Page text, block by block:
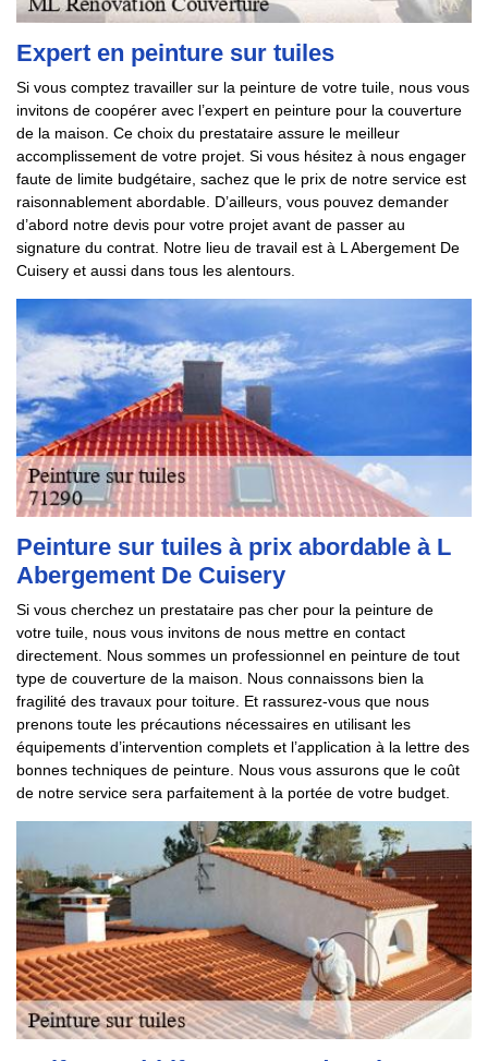
Expert en peinture sur tuiles
Si vous comptez travailler sur la peinture de votre tuile, nous vous
invitons de coopérer avec l’expert en peinture pour la couverture
de la maison. Ce choix du prestataire assure le meilleur
accomplissement de votre projet. Si vous hésitez à nous engager
faute de limite budgétaire, sachez que le prix de notre service est
raisonnablement abordable. D’ailleurs, vous pouvez demander
d’abord notre devis pour votre projet avant de passer au
signature du contrat. Notre lieu de travail est à L Abergement De
Cuisery et aussi dans tous les alentours.
Peinture sur tuiles à prix abordable à L
Abergement De Cuisery
Si vous cherchez un prestataire pas cher pour la peinture de
votre tuile, nous vous invitons de nous mettre en contact
directement. Nous sommes un professionnel en peinture de tout
type de couverture de la maison. Nous connaissons bien la
fragilité des travaux pour toiture. Et rassurez-vous que nous
prenons toute les précautions nécessaires en utilisant les
équipements d’intervention complets et l’application à la lettre des
bonnes techniques de peinture. Nous vous assurons que le coût
de notre service sera parfaitement à la portée de votre budget.